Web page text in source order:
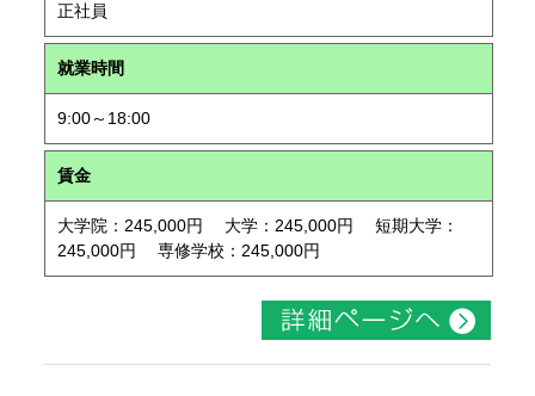
正社員
就業時間
9:00～18:00
賃金
大学院：245,000円 大学：245,000円 短期大学：
245,000円 専修学校：245,000円